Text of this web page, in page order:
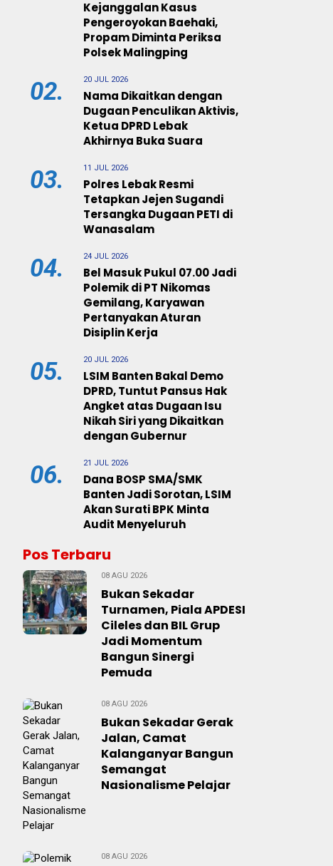
Kejanggalan Kasus
Pengeroyokan Baehaki,
Propam Diminta Periksa
Polsek Malingping
02. 20 JUL 2026
Nama Dikaitkan dengan
Dugaan Penculikan Aktivis,
Ketua DPRD Lebak
Akhirnya Buka Suara
03. 11 JUL 2026
Polres Lebak Resmi
Tetapkan Jejen Sugandi
Tersangka Dugaan PETI di
Wanasalam
04. 24 JUL 2026
Bel Masuk Pukul 07.00 Jadi
Polemik di PT Nikomas
Gemilang, Karyawan
Pertanyakan Aturan
Disiplin Kerja
05. 20 JUL 2026
LSIM Banten Bakal Demo
DPRD, Tuntut Pansus Hak
Angket atas Dugaan Isu
Nikah Siri yang Dikaitkan
dengan Gubernur
06. 21 JUL 2026
Dana BOSP SMA/SMK
Banten Jadi Sorotan, LSIM
Akan Surati BPK Minta
Audit Menyeluruh
Pos Terbaru
08 AGU 2026
Bukan Sekadar
Turnamen, Piala APDESI
Cileles dan BIL Grup
Jadi Momentum
Bangun Sinergi
Pemuda
08 AGU 2026
Bukan Sekadar Gerak
Jalan, Camat
Kalanganyar Bangun
Semangat
Nasionalisme Pelajar
08 AGU 2026